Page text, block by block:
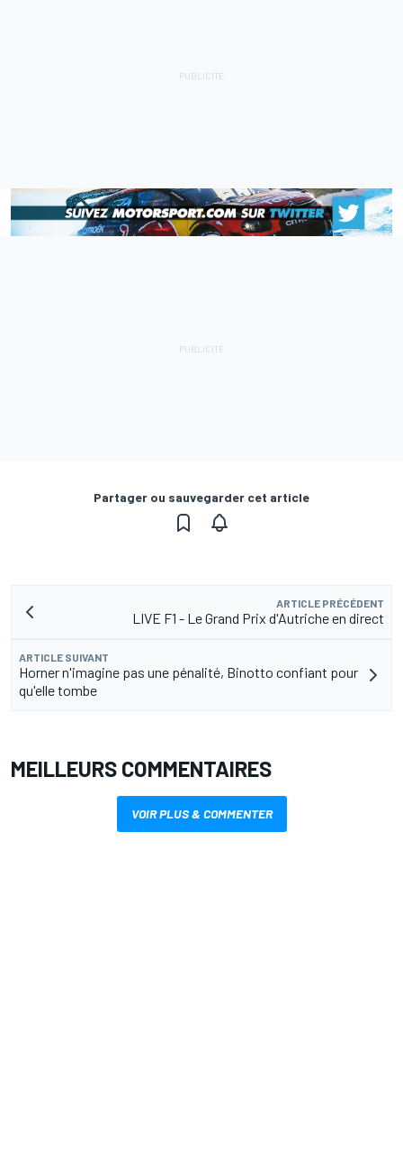
Partager ou sauvegarder cet article
ARTICLE PRÉCÉDENT
LIVE F1 - Le Grand Prix d'Autriche en direct
ARTICLE SUIVANT
Horner n'imagine pas une pénalité, Binotto confiant pour
qu'elle tombe
MEILLEURS COMMENTAIRES
VOIR PLUS & COMMENTER